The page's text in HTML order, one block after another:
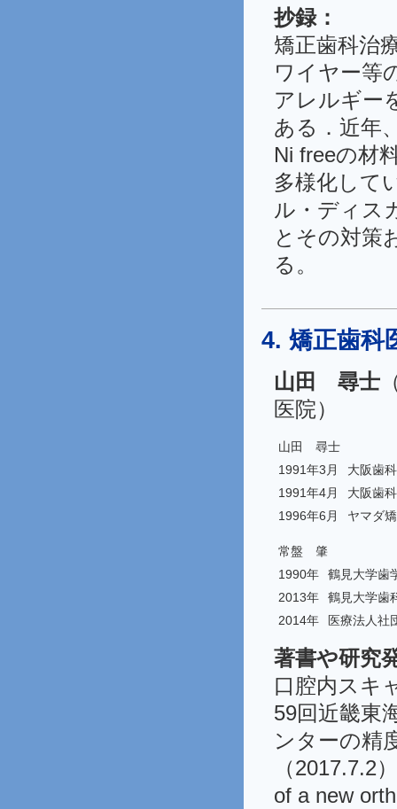
抄録：
矯正歯科治
ワイヤー等
アレルギー
ある．近年
Ni freeの材
多様化して
ル・ディス
とその対策
る。
4. 矯正歯科
山田 尋士
医院）
山田 尋士
1991年3月
大阪歯
1991年4月
大阪歯
1996年6月
ヤマダ
常盤 肇
1990年
鶴見大学歯
2013年
鶴見大学歯
2014年
医療法人
著書や研究
口腔内スキ
59回近畿東
ンターの精
（2017.7.2
of a new